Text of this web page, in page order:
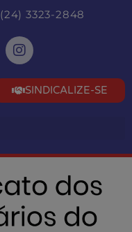
(24) 3323-2848
SINDICALIZE-SE